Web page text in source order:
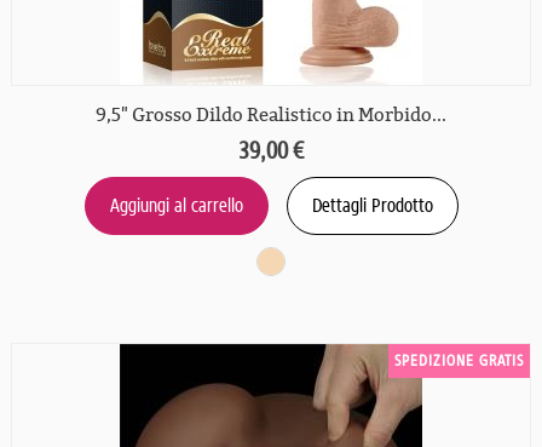
9,5" Grosso Dildo Realistico in Morbido...
39,00 €
Aggiungi al carrello Dettagli Prodotto
SPEDIZIONE GRATIS